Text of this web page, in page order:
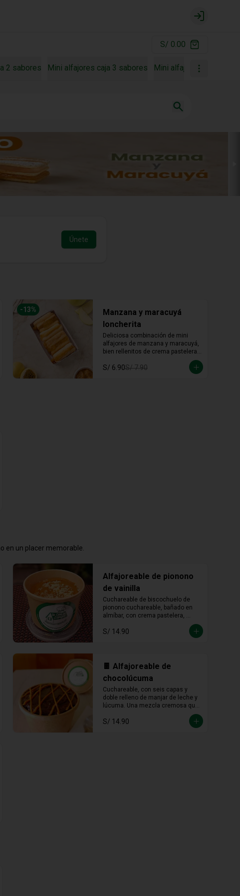
Login
S/ 0.00
2 sabores Mini alfajores caja 3 sabores Mini alfajores caja 4
Únete
-13%
Manzana y maracuyá
loncherita
Deliciosa combinación de mini
alfajores de manzana y maracuyá,
bien rellenitos de crema pastelera
tradicional, relleno de manzana y
crema de maracuyá... Irresistible!!
S/ 6.90S/ 7.90
en un placer memorable.
Alfajoreable de pionono
de vainilla
Cuchareable de biscochuelo de
pionono cuchareable, bañado en
almíbar, con crema pastelera,
dulce y una delicia que se disfruta
S/ 14.90
🍫 Alfajoreable de
chocolúcuma
Cuchareable, con seis capas y
doble relleno de manjar de leche y
lúcuma. Una mezcla cremosa que
une lo andino con lo dulce en cada
cucharada.
S/ 14.90